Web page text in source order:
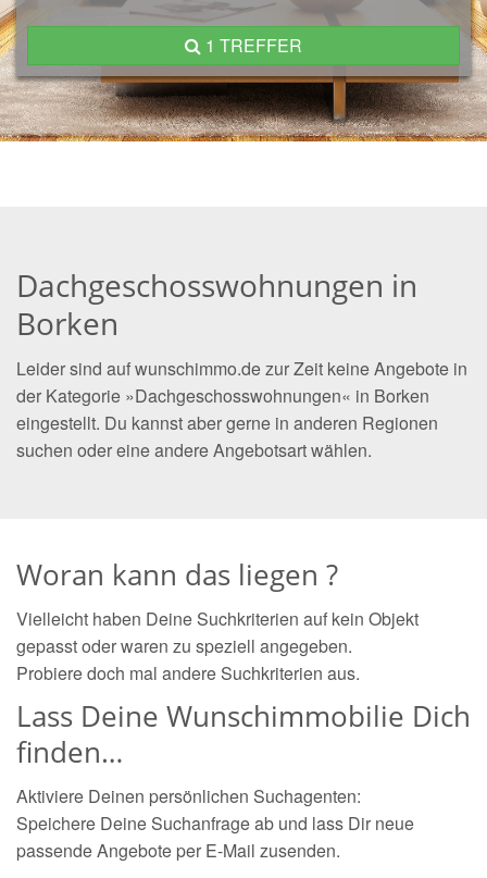
1 TREFFER
Dachgeschosswohnungen in
Borken
Leider sind auf wunschimmo.de zur Zeit keine Angebote in
der Kategorie »Dachgeschosswohnungen« in Borken
eingestellt. Du kannst aber gerne in anderen Regionen
suchen oder eine andere Angebotsart wählen.
Woran kann das liegen ?
Vielleicht haben Deine Suchkriterien auf kein Objekt
gepasst oder waren zu speziell angegeben.
Probiere doch mal andere Suchkriterien aus.
Lass Deine Wunschimmobilie Dich
finden…
Aktiviere Deinen persönlichen Suchagenten:
Speichere Deine Suchanfrage ab und lass Dir neue
passende Angebote per E-Mail zusenden.